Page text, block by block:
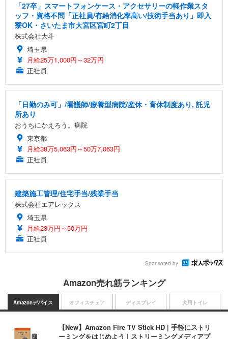
「27卒」スマートフォンケース・アクセサリーの軽作業スタ
ッフ・資格不問「正社員/有給消化率高い/技術手当あり」即入
寮OK・さいたま市大宮区宮町2丁目
株式会社大斗
埼玉県
月給25万1,000円～32万円
正社員
「日勤のみ可」/看護師/療養型病院/産休・育休制度あり, 託児
所あり
おうちにかえろう。病院
東京都
月給38万5,063円～50万7,063円
正社員
建築施工管理/住宅手当/残業手当
株式会社エアレックス
埼玉県
月給23万円～50万円
正社員
Sponsored by
Amazon売れ筋ランキング
Amazonデバイス
【New】Amazon Fire TV Stick HD | 手軽にストリ
ーミングをはじめよう | ストリーミングメディアプ
オフィスチェア ディスプレイ 犬用トイレ